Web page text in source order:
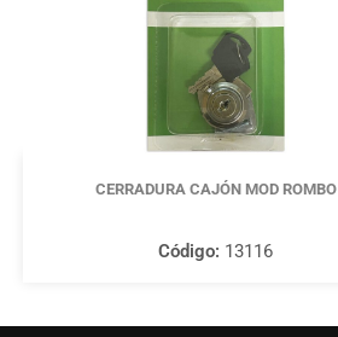
CERRADURA CAJÓN MOD ROMBO
Código: 13116